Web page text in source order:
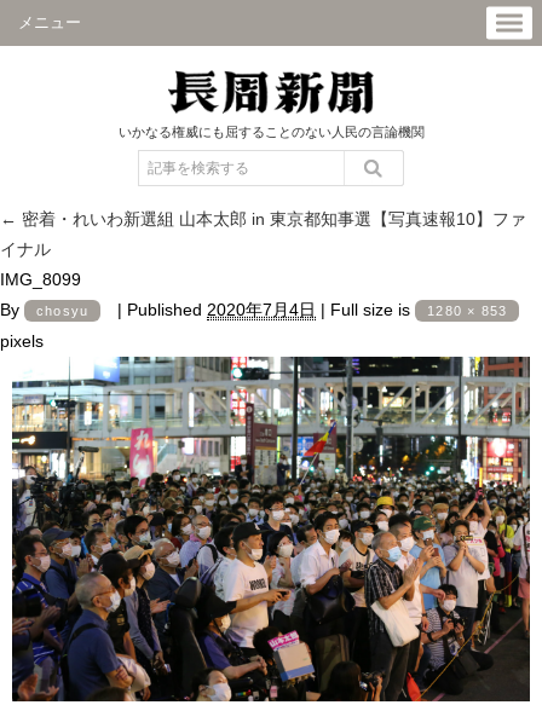
メニュー
いかなる権威にも屈することのない人民の言論機関
← 密着・れいわ新選組 山本太郎 in 東京都知事選【写真速報10】ファ
イナル
IMG_8099
By
chosyu | Published 2020年7月4日 | Full size is 1280 × 853
pixels